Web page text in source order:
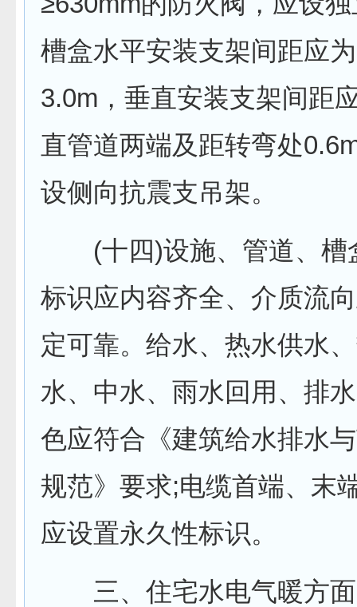
槽盒水平安装支架间距应
3.0m，垂直安装支架间距
直管道两端及距转弯处
设侧向抗震支吊架。
(十四)设施、管道、槽
标识应内容齐全、介质流
定可靠。给水、热水供水
水、中水、雨水回用、排
色应符合《建筑给水排水
规范》要求;电缆首端、末
应设置永久性标识。
三、住宅水电气暖方面